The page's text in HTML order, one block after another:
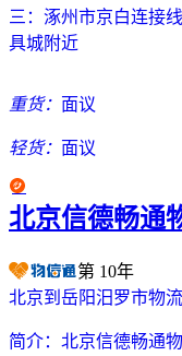
三：涿州市京白连接
具城附近
重货： 面议
轻货： 面议
北京信德畅通
第 10年
北京到岳阳汨罗市物
简介： 北京信德畅通